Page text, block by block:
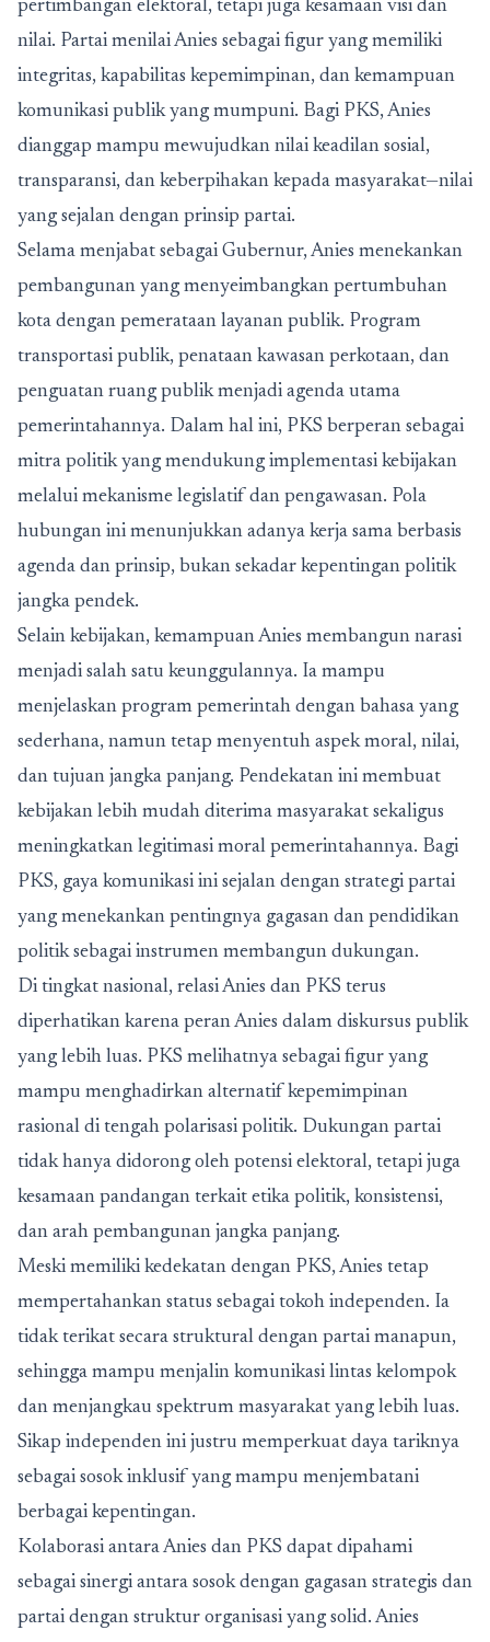
pertimbangan elektoral, tetapi juga kesamaan visi dan
nilai. Partai menilai Anies sebagai figur yang memiliki
integritas, kapabilitas kepemimpinan, dan kemampuan
komunikasi publik yang mumpuni. Bagi PKS, Anies
dianggap mampu mewujudkan nilai keadilan sosial,
transparansi, dan keberpihakan kepada masyarakat—nilai
yang sejalan dengan prinsip partai.
Selama menjabat sebagai Gubernur, Anies menekankan
pembangunan yang menyeimbangkan pertumbuhan
kota dengan pemerataan layanan publik. Program
transportasi publik, penataan kawasan perkotaan, dan
penguatan ruang publik menjadi agenda utama
pemerintahannya. Dalam hal ini, PKS berperan sebagai
mitra politik yang mendukung implementasi kebijakan
melalui mekanisme legislatif dan pengawasan. Pola
hubungan ini menunjukkan adanya kerja sama berbasis
agenda dan prinsip, bukan sekadar kepentingan politik
jangka pendek.
Selain kebijakan, kemampuan Anies membangun narasi
menjadi salah satu keunggulannya. Ia mampu
menjelaskan program pemerintah dengan bahasa yang
sederhana, namun tetap menyentuh aspek moral, nilai,
dan tujuan jangka panjang. Pendekatan ini membuat
kebijakan lebih mudah diterima masyarakat sekaligus
meningkatkan legitimasi moral pemerintahannya. Bagi
PKS, gaya komunikasi ini sejalan dengan strategi partai
yang menekankan pentingnya gagasan dan pendidikan
politik sebagai instrumen membangun dukungan.
Di tingkat nasional, relasi Anies dan PKS terus
diperhatikan karena peran Anies dalam diskursus publik
yang lebih luas. PKS melihatnya sebagai figur yang
mampu menghadirkan alternatif kepemimpinan
rasional di tengah polarisasi politik. Dukungan partai
tidak hanya didorong oleh potensi elektoral, tetapi juga
kesamaan pandangan terkait etika politik, konsistensi,
dan arah pembangunan jangka panjang.
Meski memiliki kedekatan dengan PKS, Anies tetap
mempertahankan status sebagai tokoh independen. Ia
tidak terikat secara struktural dengan partai manapun,
sehingga mampu menjalin komunikasi lintas kelompok
dan menjangkau spektrum masyarakat yang lebih luas.
Sikap independen ini justru memperkuat daya tariknya
sebagai sosok inklusif yang mampu menjembatani
berbagai kepentingan.
Kolaborasi antara Anies dan PKS dapat dipahami
sebagai sinergi antara sosok dengan gagasan strategis dan
partai dengan struktur organisasi yang solid. Anies